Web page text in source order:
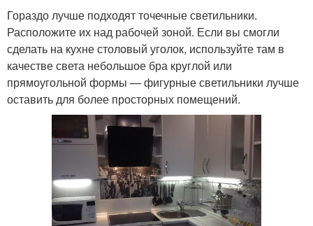
Гораздо лучше подходят точечные светильники.
Расположите их над рабочей зоной. Если вы смогли
сделать на кухне столовый уголок, используйте там в
качестве света небольшое бра круглой или
прямоугольной формы — фигурные светильники лучше
оставить для более просторных помещений.